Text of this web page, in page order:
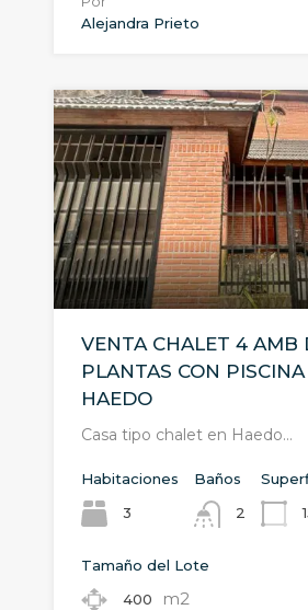
Alejandra Prieto
VENTA CHALET 4 AMB
PLANTAS CON PISCINA
HAEDO
Casa tipo chalet en Haedo…
Habitaciones
3
Baños
2
Tamaño del Lote
400
m2